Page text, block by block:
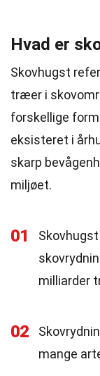
Hvad er
Skovhugst
træer i
forskellige
eksisteret i
skarp
miljøet.
01
milliarder
02
mange